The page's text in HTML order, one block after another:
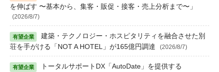
を伸ばす 〜基本から、集客・販促・接客・売上分析まで〜」
(2026/8/7)
建築・テクノロジー・ホスピタリティを融合させた別
荘を手がける「NOT A HOTEL」が165億円調達
(2026/8/7)
トータルサポートDX「AutoDate」を提供する